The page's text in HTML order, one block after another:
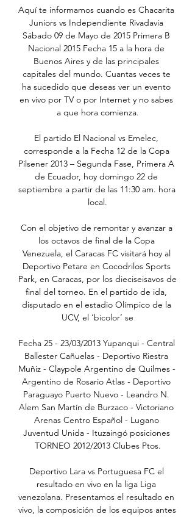
Aquí te informamos cuando es Chacarita
Juniors vs Independiente Rivadavia
Sábado 09 de Mayo de 2015 Primera B
Nacional 2015 Fecha 15 a la hora de
Buenos Aires y de las principales
capitales del mundo. Cuantas veces te
ha sucedido que deseas ver un evento
en vivo por TV o por Internet y no sabes
a que hora comienza.
El partido El Nacional vs Emelec,
corresponde a la Fecha 12 de la Copa
Pilsener 2013 – Segunda Fase, Primera A
de Ecuador, hoy domingo 22 de
septiembre a partir de las 11:30 am. hora
local.
Con el objetivo de remontar y avanzar a
los octavos de final de la Copa
Venezuela, el Caracas FC visitará hoy al
Deportivo Petare en Cocodrilos Sports
Park, en Caracas, por los dieciseisavos de
final del torneo. En el partido de ida,
disputado en el estadio Olímpico de la
UCV, el ‘bicolor’ se
Fecha 25 - 23/03/2013 Yupanqui - Central
Ballester Cañuelas - Deportivo Riestra
Muñiz - Claypole Argentino de Quilmes -
Argentino de Rosario Atlas - Deportivo
Paraguayo Puerto Nuevo - Leandro N.
Alem San Martín de Burzaco - Victoriano
Arenas Centro Español - Lugano
Juventud Unida - Ituzaingó posiciones
TORNEO 2012/2013 Clubes Ptos.
Deportivo Lara vs Portuguesa FC el
resultado en vivo en la liga Liga
venezolana. Presentamos el resultado en
vivo, la composición de los equipos antes